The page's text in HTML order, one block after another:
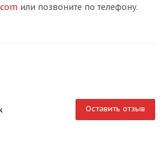
или позвоните по телефону.
Оставить отзыв